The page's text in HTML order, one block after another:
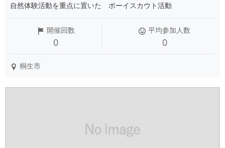
自然体験活動を重点に置いた ボーイスカウト活動
開催回数
0
平均参加人数
0
桐生市